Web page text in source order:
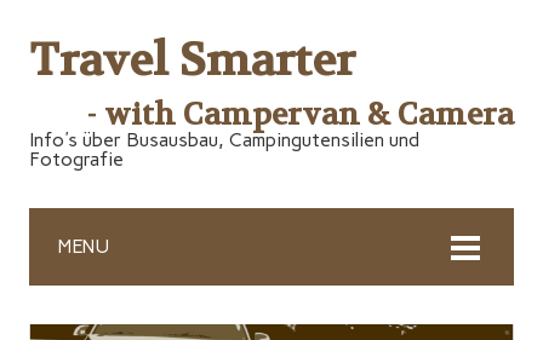
Travel Smarter
- with Campervan & Camera
Info's über Busausbau, Campingutensilien und
Fotografie
MENU